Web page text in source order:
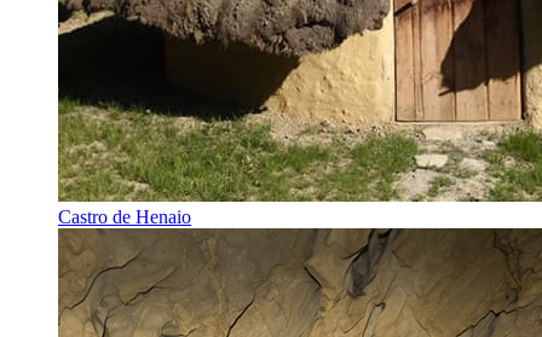
Castro de Henaio